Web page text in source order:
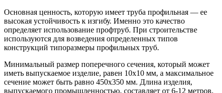
Основная ценность, которую имеет труба профильная — ее
высокая устойчивость к изгибу. Именно это качество
определяет использование профтруб. При строительстве
используются для возведения определенных типов
конструкций типоразмеры профильных труб.
Минимальный размер поперечного сечения, который может
иметь выпускаемое изделие, равен 10х10 мм, а максимальное
сечение может быть равно 450х350 мм. Длина изделия,
выпускаемого промышленностью, составляет от 6-12 метров.